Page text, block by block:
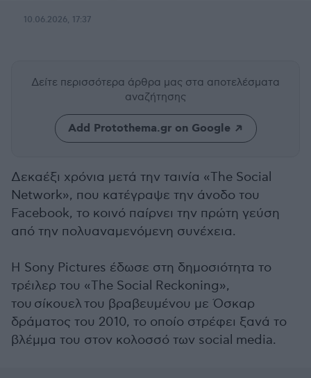
10.06.2026, 17:37
Δείτε περισσότερα άρθρα μας στα αποτελέσματα
αναζήτησης
Add Protothema.gr on Google
Δεκαέξι χρόνια μετά την ταινία «The Social
Network», που κατέγραψε την άνοδο του
Facebook, το κοινό παίρνει την πρώτη γεύση
από την πολυαναμενόμενη συνέχεια.
Η Sony Pictures έδωσε στη δημοσιότητα το
τρέιλερ του «The Social Reckoning»,
του σίκουελ του βραβευμένου με Όσκαρ
δράματος του 2010, το οποίο στρέφει ξανά το
βλέμμα του στον κολοσσό των social media.